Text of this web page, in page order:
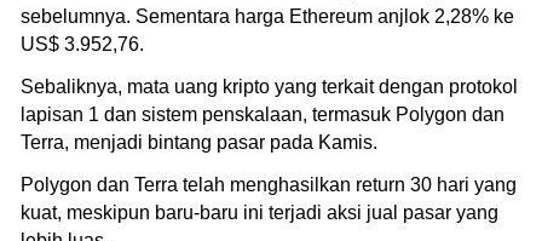
sebelumnya. Sementara harga Ethereum anjlok 2,28% ke
US$ 3.952,76.
Sebaliknya, mata uang kripto yang terkait dengan protokol
lapisan 1 dan sistem penskalaan, termasuk Polygon dan
Terra, menjadi bintang pasar pada Kamis.
Polygon dan Terra telah menghasilkan return 30 hari yang
kuat, meskipun baru-baru ini terjadi aksi jual pasar yang